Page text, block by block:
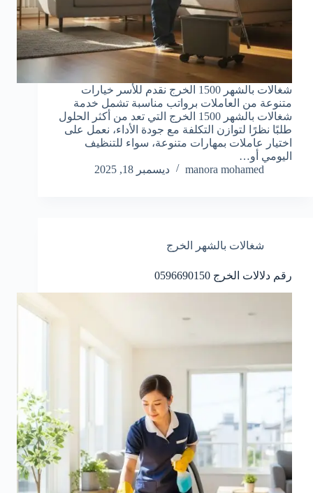
شغالات بالشهر 1500 الخرج نقدم للأسر خيارات
متنوعة من العاملات برواتب مناسبة تشمل خدمة
شغالات بالشهر 1500 الخرج التي تعد من أكثر الحلول
طلبًا نظرًا لتوازن التكلفة مع جودة الأداء، نعمل على
اختيار عاملات بمهارات متنوعة، سواء للتنظيف
اليومي أو…
manora mohamed
ديسمبر 18, 2025
شغالات بالشهر الخرج
رقم دلالات الخرج 0596690150